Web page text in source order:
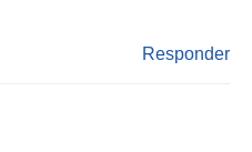
Responder